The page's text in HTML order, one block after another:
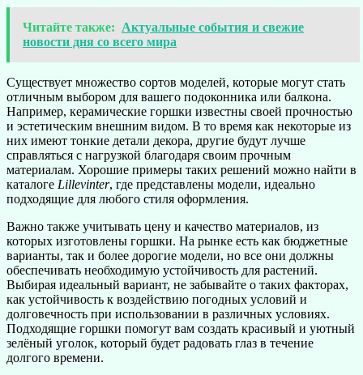
Читайте также: Актуальные события и свежие
новости дня со всего мира
Существует множество сортов моделей, которые могут стать
отличным выбором для вашего подоконника или балкона.
Например, керамические горшки известны своей прочностью
и эстетическим внешним видом. В то время как некоторые из
них имеют тонкие детали декора, другие будут лучше
справляться с нагрузкой благодаря своим прочным
материалам. Хорошие примеры таких решений можно найти в
каталоге Lillevinter, где представлены модели, идеально
подходящие для любого стиля оформления.
Важно также учитывать цену и качество материалов, из
которых изготовлены горшки. На рынке есть как бюджетные
варианты, так и более дорогие модели, но все они должны
обеспечивать необходимую устойчивость для растений.
Выбирая идеальный вариант, не забывайте о таких факторах,
как устойчивость к воздействию погодных условий и
долговечность при использовании в различных условиях.
Подходящие горшки помогут вам создать красивый и уютный
зелёный уголок, который будет радовать глаз в течение
долгого времени.